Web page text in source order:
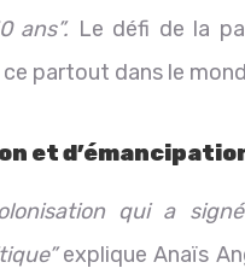
ans”. Le défi de la
partout dans le
et
qui a
explique Anaïs